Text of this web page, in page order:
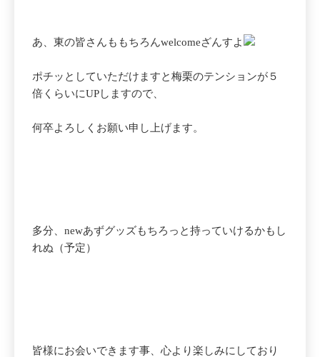
あ、東の皆さんももちろんwelcomeざんすよ
ポチッとしていただけますと梅栗のテンションが５
倍くらいにUPしますので、
何卒よろしくお願い申し上げます。
多分、newあずグッズもちろっと持っていけるかもし
れぬ（予定）
皆様にお会いできます事、心より楽しみにしており